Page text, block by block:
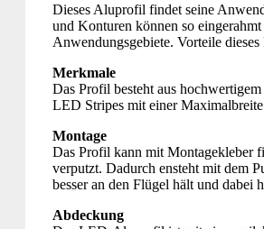
Dieses Aluprofil findet seine
und Konturen können so
Anwendungsgebiete. Vorteile
Merkmale
Das Profil besteht aus
LED Stripes mit einer
Montage
Das Profil kann mit Montagekleber
verputzt. Dadurch ensteht mit dem
besser an den Flügel hält und dabei
Abdeckung